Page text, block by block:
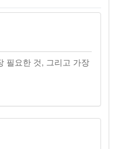
필요한 것, 그리고 가장